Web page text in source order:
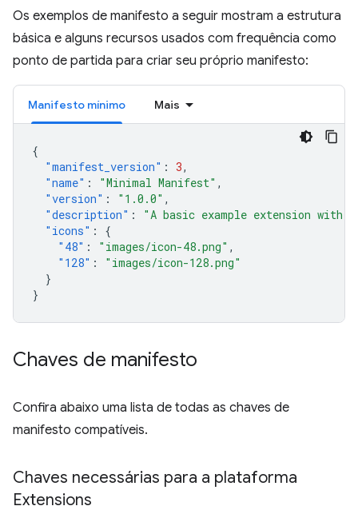
Os exemplos de manifesto a seguir mostram a estrutura
básica e alguns recursos usados com frequência como
ponto de partida para criar seu próprio manifesto:
Manifesto mínimo Mais
{
"manifest_version" : 3,
"name" : "Minimal Manifest" ,
"version" : "1.0.0" ,
"description" :
"A basic example extension with
"icons" :
{
"48" : "images/icon-48.png" ,
"128" :
"images/icon-128.png"
}
}
Chaves de manifesto
Confira abaixo uma lista de todas as chaves de
manifesto compatíveis.
Chaves necessárias para a plataforma
Extensions